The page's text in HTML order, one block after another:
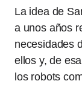
La idea de
a unos años
necesidades
ellos y, de
los robots